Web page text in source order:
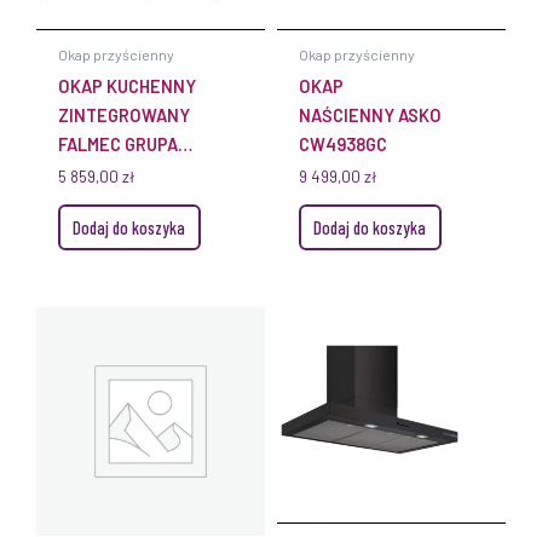
Okap przyścienny
OKAP KUCHENNY
ZINTEGROWANY
FALMEC GRUPA
SILNIKOWA PLUS
NRS 70 CM Z
TECHNOLOGIĄ
5 859,00 zł
Dodaj do koszyka
Okap przyścienny
OKAP
NAŚCIENNY ASKO
CW4938GC
9 499,00 zł
Dodaj do koszyka